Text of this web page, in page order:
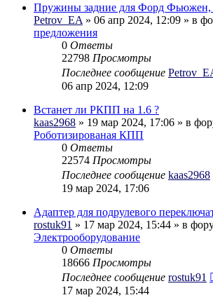
Пружины задние для Форд Фьюжен,
Petrov_EA » 06 апр 2024, 12:09 » в
предложения
0 Ответы
22798 Просмотры
Последнее сообщение
06 апр 2024, 12:09
Встанет ли РКПП на 1.6 ?
kaas2968 » 19 мар 2024, 17:06 » в
Роботизированая КПП
0 Ответы
22574 Просмотры
Последнее сообщение kaas2968
19 мар 2024, 17:06
Адаптер для подрулевого
rostuk91 » 17 мар 2024, 15:44 » в
Электрооборудование
0 Ответы
18666 Просмотры
Последнее сообщение rostuk91
17 мар 2024, 15:44